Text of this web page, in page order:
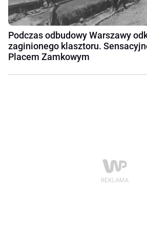
Podczas odbudowy Warszawy
zaginionego klasztoru.
Placem Zamkowym